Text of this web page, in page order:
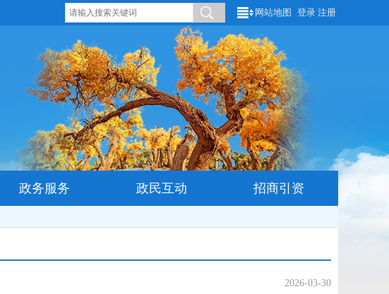
网站地图 登录 注册
政务服务 政民互动 招商引资
2026-03-30